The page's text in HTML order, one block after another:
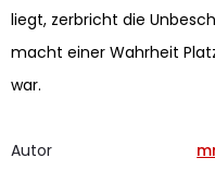
liegt, zerbricht die
macht einer Wahrheit
war.
Autor